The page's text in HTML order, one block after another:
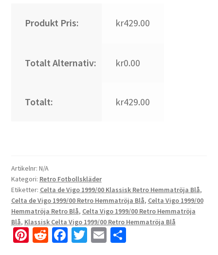
Produkt Pris: kr429.00
Totalt Alternativ: kr0.00
Totalt: kr429.00
Artikelnr: N/A
Kategori: Retro Fotbollskläder
Etiketter: Celta de Vigo 1999/00 Klassisk Retro Hemmatröja Blå,
Celta de Vigo 1999/00 Retro Hemmatröja Blå, Celta Vigo 1999/00
Hemmatröja Retro Blå, Celta Vigo 1999/00 Retro Hemmatröja
Blå, Klassisk Celta Vigo 1999/00 Retro Hemmatröja Blå
Pi R Fa T E D